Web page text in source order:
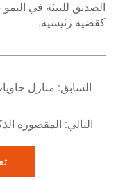
الصديق للبيئة في
كقضية رئيسية.
السابق: منازل
التالي: المقصورة